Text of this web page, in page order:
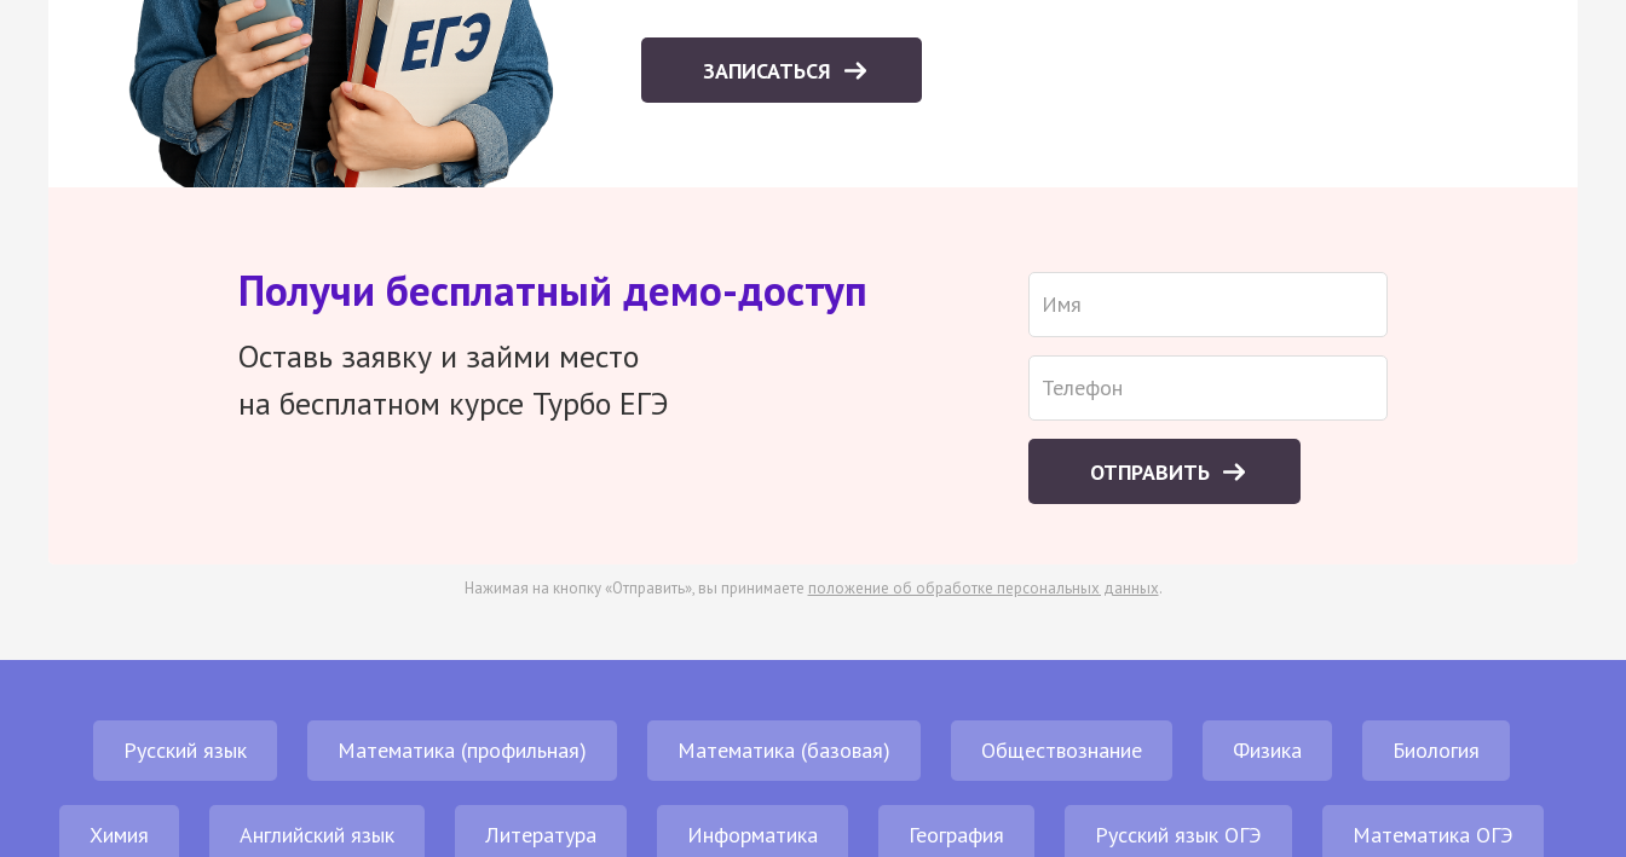
ЗАПИСАТЬСЯ
Получи бесплатный демо-доступ
Оставь заявку и займи место
на бесплатном курсе Турбо ЕГЭ
ОТПРАВИТЬ
Нажимая на кнопку «Отправить», вы принимаете положение об обработке персональных данных.
Русский язык Математика (профильная) Математика (базовая) Обществознание Физика Биология
Химия Английский язык Литература Информатика География Русский язык ОГЭ Математика ОГЭ